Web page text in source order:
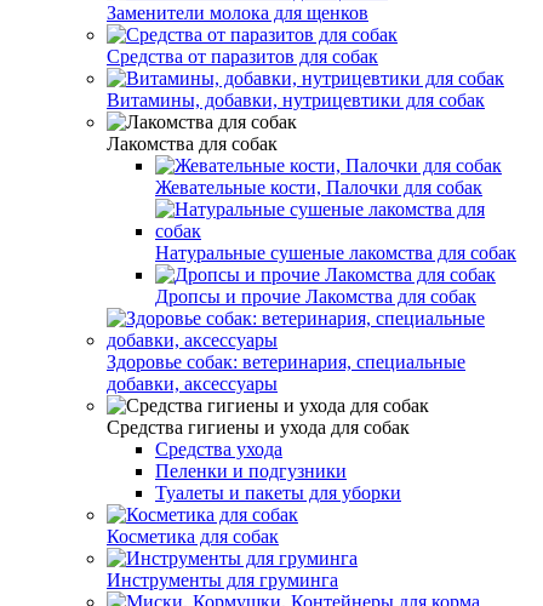
Заменители молока для щенков
Средства от паразитов для собак
Витамины, добавки, нутрицевтики для собак
Лакомства для собак
Жевательные кости, Палочки для собак
Натуральные сушеные лакомства для собак
Дропсы и прочие Лакомства для собак
Здоровье собак: ветеринария, специальные
добавки, аксессуары
Средства гигиены и ухода для собак
Средства ухода
Пеленки и подгузники
Туалеты и пакеты для уборки
Косметика для собак
Инструменты для груминга